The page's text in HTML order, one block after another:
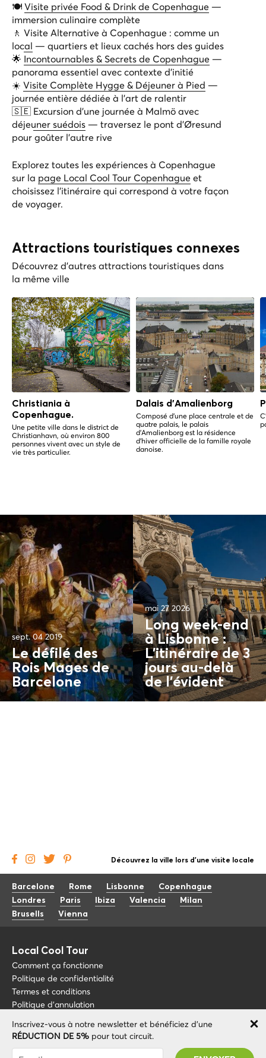
🍽️ Visite privée Food & Drink de Copenhague —
immersion culinaire complète
🚶 Visite Alternative à Copenhague : comme un
local — quartiers et lieux cachés hors des guides
🌟 Incontournables & Secrets de Copenhague —
panorama essentiel avec contexte d’initié
☀️ Visite Complète Hygge & Déjeuner à Pied —
journée entière dédiée à l’art de ralentir
🇸🇪 Excursion d’une journée à Malmö avec
déjeuner suédois — traversez le pont d’Øresund
pour goûter l’autre rive
Explorez toutes les expériences à Copenhague
sur la page Local Cool Tour Copenhague et
choisissez l’itinéraire qui correspond à votre façon
de voyager.
Attractions touristiques connexes
Découvrez d'autres attractions touristiques dans
la même ville
Christiania à
Copenhague.
Une petite ville dans le district de
Christianhavn, où environ 800
personnes vivent avec un style de
vie très particulier.
Dalais d'Amalienborg
Composé d'une place centrale et de
quatre palais, le palais
d'Amalienborg est la résidence
d'hiver officielle de la famille royale
danoise.
sept. 04 2019
Le défilé des
Rois Mages de
Barcelone
mai 27 2026
Long week-end
à Lisbonne :
L'itinéraire de 3
jours au-delà
de l'évident
Inscrivez-vous à notre newsletter et bénéficiez d'une
RÉDUCTION DE 5% pour tout circuit.
Vous avez été abonné avec succès ! Vous
Découvrez la ville lors d'une visite locale
Barcelone Rome Lisbonne
Copenhague
Londres
Paris Ibiza Valencia
Milan
Brusells
Vienna
Local Cool Tour
Comment ça fonctionne
Politique de confidentialité
Termes et conditions
Politique d'annulation
Blog
À propos de nous
FAQ
+34 675 176 220